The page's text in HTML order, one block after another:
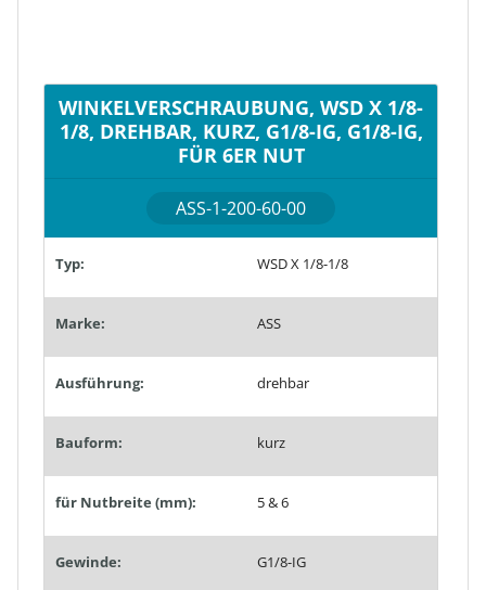
WINKELVERSCHRAUBUNG, WSD X 1/8-
1/8, DREHBAR, KURZ, G1/8-IG, G1/8-IG,
FÜR 6ER NUT
ASS-1-200-60-00
Typ: WSD X 1/8-1/8
Marke: ASS
Ausführung: drehbar
Bauform: kurz
für Nutbreite (mm): 5 & 6
Gewinde: G1/8-IG